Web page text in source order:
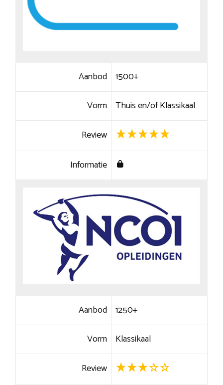
Aanbod 1500+
Vorm Thuis en/of Klassikaal
Review
Informatie
Aanbod 1250+
Vorm Klassikaal
Review